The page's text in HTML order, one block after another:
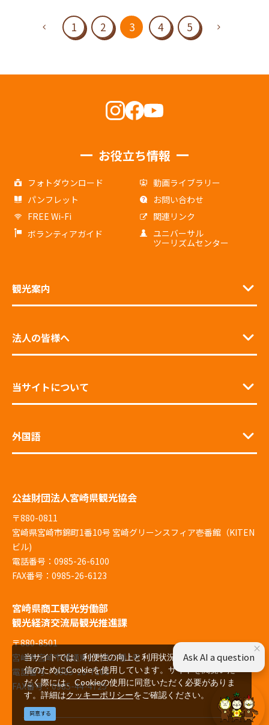
1 2 3 4 5
お役立ち情報
フォトダウンロード
動画ライブラリー
パンフレット
お問い合わせ
FREE Wi-Fi
関連リンク
ボランティアガイド
ユニバーサル
ツーリズムセンター
観光案内
法人の皆様へ
当サイトについて
外国語
公益財団法人宮崎県観光協会
〒880-0811
宮崎県宮崎市錦町1番10号 宮崎グリーンスフィア壱番館（KITEN
ビル)
電話番号：0985-26-6100
FAX番号：0985-26-6123
宮崎県商工観光労働部
観光経済交流局観光推進課
〒880-8501
宮崎県宮崎市橘通東2丁目10番1号
電話番号：0985-26-7103
FAX番号：0985-44-4725
当サイトでは、利便性の向上と利用状況の解析、広告配
信のためにCookieを使用しています。サイトを閲覧いた
だく際には、Cookieの使用に同意いただく必要がありま
す。詳細はクッキーポリシーをご確認ください。
同意する
×
Ask AI a question